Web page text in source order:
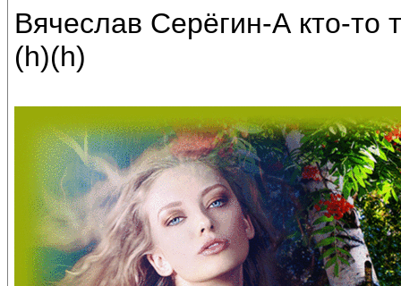
Вячеслав Серёгин-А кто-то
(h)(h)